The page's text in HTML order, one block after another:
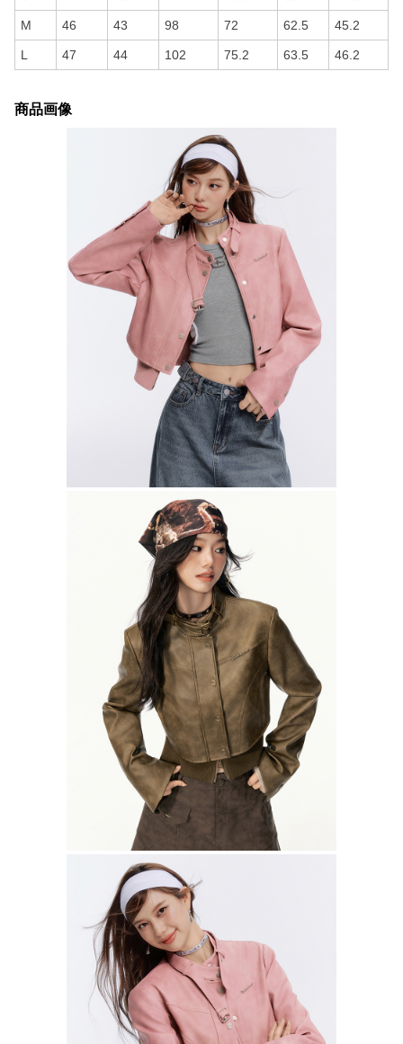
M 46 43 98 72 62.5 45.2
L 47 44 102 75.2 63.5 46.2
商品画像